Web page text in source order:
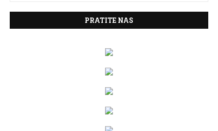
PRATITE NAS